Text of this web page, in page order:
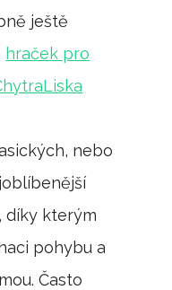
ještě
hraček pro
nebo
díky kterým
pohybu a
Často